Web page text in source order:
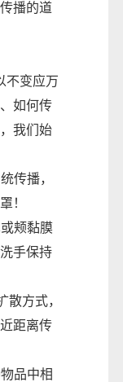
播的道
变应万
如何传
我们始
传播，
！
颊黏膜
手保持
散方式，
距离传
品中相